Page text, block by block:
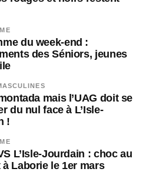
du week-end :
des Séniors, jeunes
mais l’UAG doit se
du nul face à L’Isle-
!
L’Isle-Jourdain : choc au
Laborie le 1er mars